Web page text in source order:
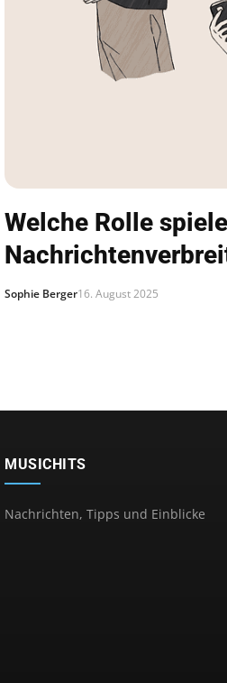
Welche Rolle
Sophie Berger16. August 2025
MUSICHITS
Nachrichten, Tipps und Einblicke